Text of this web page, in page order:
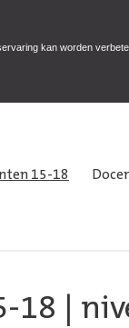
kan worden
15-18
18